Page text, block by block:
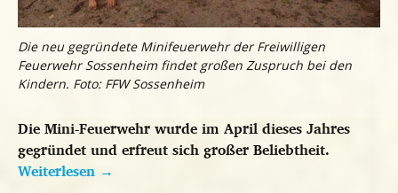
Die neu gegründete Minifeuerwehr der Freiwilligen
Feuerwehr Sossenheim findet großen Zuspruch bei den
Kindern. Foto: FFW Sossenheim
Die Mini-Feuerwehr wurde im April dieses Jahres
gegründet und erfreut sich großer Beliebtheit.
Weiterlesen →